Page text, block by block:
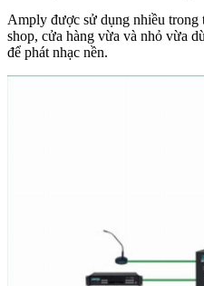
Amply được sử dụng nhiều trong
shop, cửa hàng vừa và nhỏ vừa
để phát nhạc nền.